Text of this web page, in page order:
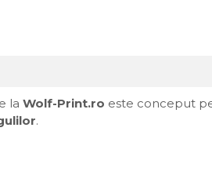
la Wolf-Print.ro este conceput
.